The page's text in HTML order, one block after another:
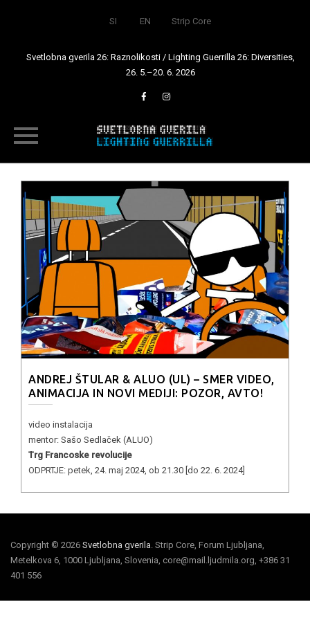
SI EN Strip Core
Svetlobna gverila 26: Raznolikosti / Lighting Guerrilla 26: Diversities,
26. 5.–20. 6. 2026
content
ANDREJ ŠTULAR & ALUO (UL) – SMER VIDEO,
ANIMACIJA IN NOVI MEDIJI: POZOR, AVTO!
video instalacija
mentor: Sašo Sedlaček (ALUO)
Trg Francoske revolucije
ODPRTJE: petek, 24. maj 2024, ob 21.30 [do 22. 6. 2024]
Copyright © 2026 Svetlobna gverila. Strip Core, Forum Ljubljana,
Metelkova 6, 1000 Ljubljana, Slovenia, core@mail.ljudmila.org, +386 31
401 556